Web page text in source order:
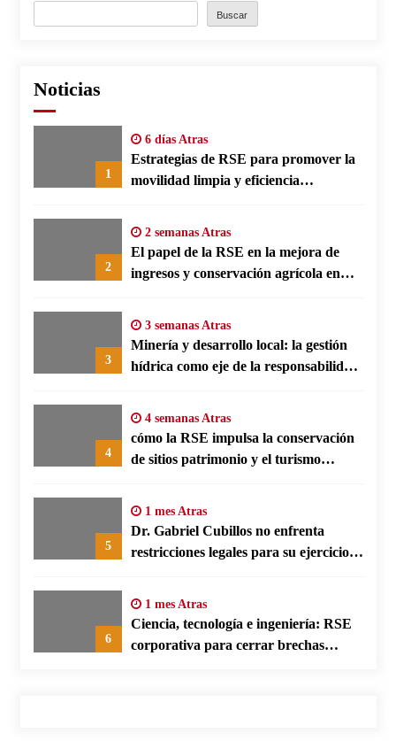
Buscar
Noticias
1
6 días Atras
Estrategias de RSE para promover la
movilidad limpia y eficiencia
2
2 semanas Atras
El papel de la RSE en la mejora de
ingresos y conservación agrícola en
3
3 semanas Atras
Minería y desarrollo local: la gestión
hídrica como eje de la responsabilidad
4
4 semanas Atras
cómo la RSE impulsa la conservación
de sitios patrimonio y el turismo
5
1 mes Atras
Dr. Gabriel Cubillos no enfrenta
restricciones legales para su ejercicio,
6
1 mes Atras
Ciencia, tecnología e ingeniería: RSE
corporativa para cerrar brechas